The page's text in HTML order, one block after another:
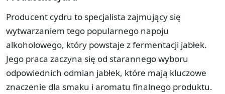
Producent cydru to specjalista zajmujący się
wytwarzaniem tego popularnego napoju
alkoholowego, który powstaje z fermentacji jabłek.
Jego praca zaczyna się od starannego wyboru
odpowiednich odmian jabłek, które mają kluczowe
znaczenie dla smaku i aromatu finalnego produktu.